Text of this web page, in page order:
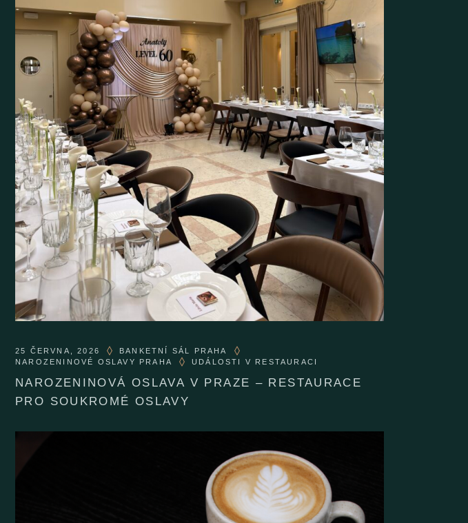
25 ČERVNA, 2026
BANKETNÍ SÁL PRAHA
NAROZENINOVÉ OSLAVY PRAHA
UDÁLOSTI V RESTAURACI
NAROZENINOVÁ OSLAVA V PRAZE – RESTAURACE
PRO SOUKROMÉ OSLAVY